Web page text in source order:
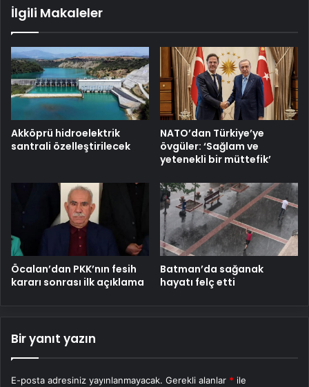
yazdı
İlgili Makaleler
Akköprü hidroelektrik
santrali özelleştirilecek
NATO’dan Türkiye’ye
övgüler: ‘Sağlam ve
yetenekli bir müttefik’
Öcalan’dan PKK’nın fesih
kararı sonrası ilk açıklama
Batman’da sağanak
hayatı felç etti
Bir yanıt yazın
E-posta adresiniz yayınlanmayacak. Gerekli alanlar * ile